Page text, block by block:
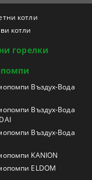
котли
котли
горелки
Въздух-Вода
Въздух-Вода
Въздух-Вода
KANION
ELDOM